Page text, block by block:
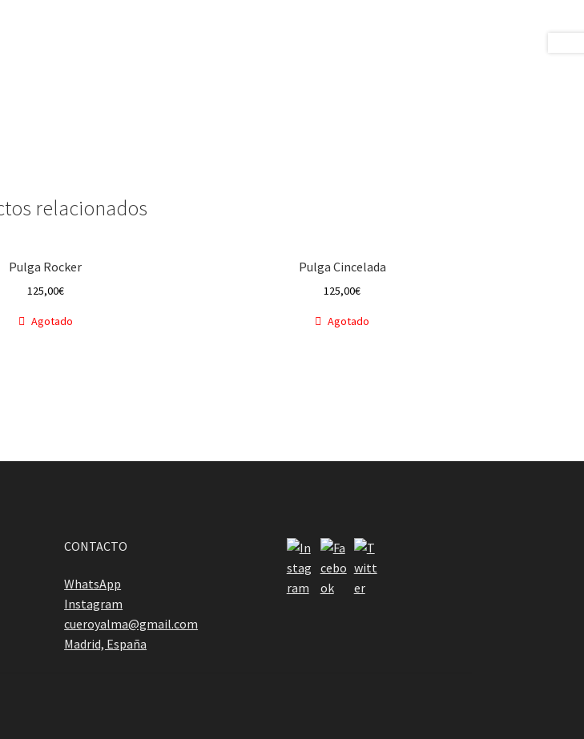
relacionados
Pulga Rocker
125,00€
Agotado
Pulga Cincelada
125,00€
Agotado
CONTACTO
WhatsApp
Instagram
cueroyalma@gmail.com
Madrid, España